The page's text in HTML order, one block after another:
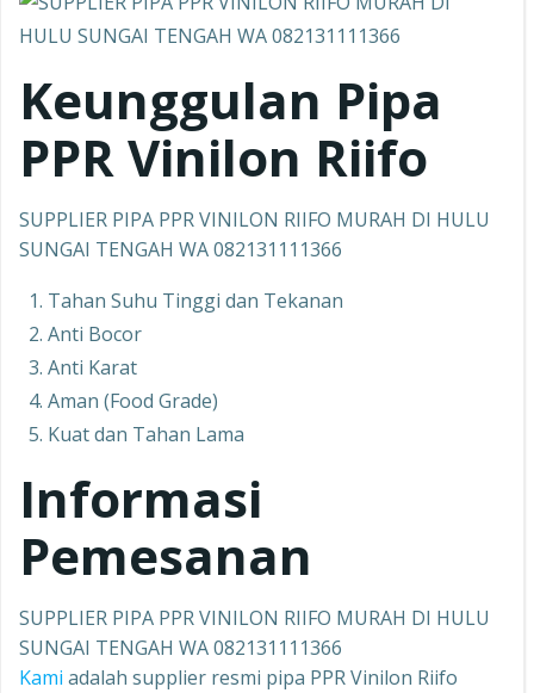
Keunggulan Pipa
PPRVinilon Riifo
SUPPLIER PIPA PPR VINILON RIIFO MURAH DI HULU
SUNGAI TENGAH WA 082131111366
Tahan Suhu Tinggi dan Tekanan
Anti Bocor
Anti Karat
Aman (Food Grade)
Kuat dan Tahan Lama
Informasi
Pemesanan
SUPPLIER PIPA PPR VINILON RIIFO MURAH DI HULU
SUNGAI TENGAH WA 082131111366
Kami adalah supplier resmi pipa PPR Vinilon Riifo